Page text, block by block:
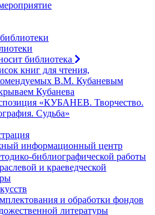
библиотека
книг для чтения,
В.М. Кубаневым
Кубанева
«КУБАНЕВ. Творчество.
Судьба»
информационный центр
библиографической работы
и краеведческой
и обработки фондов
литературы